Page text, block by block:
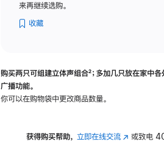
来再继续选购。
收藏
购买两只可组建立体声组合脚
²；多加几只放在家中
广播功能。
你可以在购物袋中更改商品数量。
获得购买帮助， 立即在线交流(在 或致电